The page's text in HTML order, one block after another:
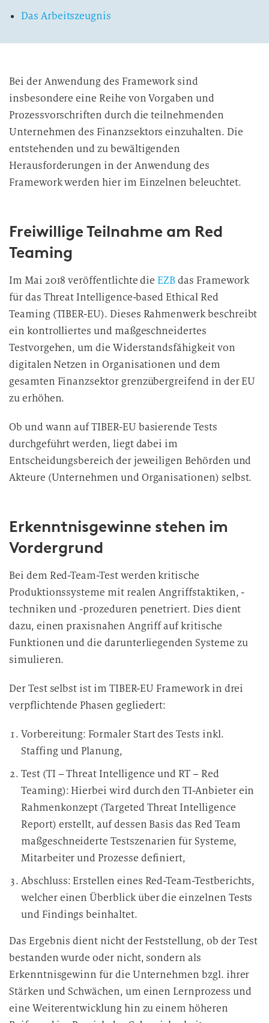
Das Arbeitszeugnis
Bei der Anwendung des Framework sind
insbesondere eine Reihe von Vorgaben und
Prozessvorschriften durch die teilnehmenden
Unternehmen des Finanzsektors einzuhalten. Die
entstehenden und zu bewältigenden
Herausforderungen in der Anwendung des
Framework werden hier im Einzelnen beleuchtet.
Freiwillige Teilnahme am Red
Teaming
Im Mai 2018 veröffentlichte dieEZBdas Framework
für das Threat Intelligence-based Ethical Red
Teaming (TIBER-EU). Dieses Rahmenwerk beschreibt
ein kontrolliertes und maßgeschneidertes
Testvorgehen, um die Widerstandsfähigkeit von
digitalen Netzen in Organisationen und dem
gesamten Finanzsektor grenzübergreifend in der EU
zu erhöhen.
Ob und wann auf TIBER-EU basierende Tests
durchgeführt werden, liegt dabei im
Entscheidungsbereich der jeweiligen Behörden und
Akteure (Unternehmen und Organisationen) selbst.
Erkenntnisgewinne stehen im
Vordergrund
Bei dem Red-Team-Test werden kritische
Produktionssysteme mit realen Angriffstaktiken, -
techniken und -prozeduren penetriert. Dies dient
dazu, einen praxisnahen Angriff auf kritische
Funktionen und die darunterliegenden Systeme zu
simulieren.
Der Test selbst ist im TIBER-EU Framework in drei
verpflichtende Phasen gegliedert:
Vorbereitung: Formaler Start des Tests inkl.
Staffing und Planung,
Test (TI – Threat Intelligence und RT – Red
Teaming): Hierbei wird durch den TI-Anbieter ein
Rahmenkonzept (Targeted Threat Intelligence
Report) erstellt, auf dessen Basis das Red Team
maßgeschneiderte Testszenarien für Systeme,
Mitarbeiter und Prozesse definiert,
Abschluss: Erstellen eines Red-Team-Testberichts,
welcher einen Überblick über die einzelnen Tests
und Findings beinhaltet.
Das Ergebnis dient nicht der Feststellung, ob der Test
bestanden wurde oder nicht, sondern als
Erkenntnisgewinn für die Unternehmen bzgl. ihrer
Stärken und Schwächen, um einen Lernprozess und
eine Weiterentwicklung hin zu einem höheren